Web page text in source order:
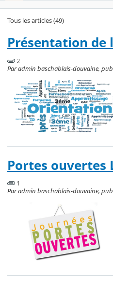
Tous les articles (49)
Présentation de
2
Par admin baschablais-douvaine,
Portes ouvertes
1
Par admin baschablais-douvaine,